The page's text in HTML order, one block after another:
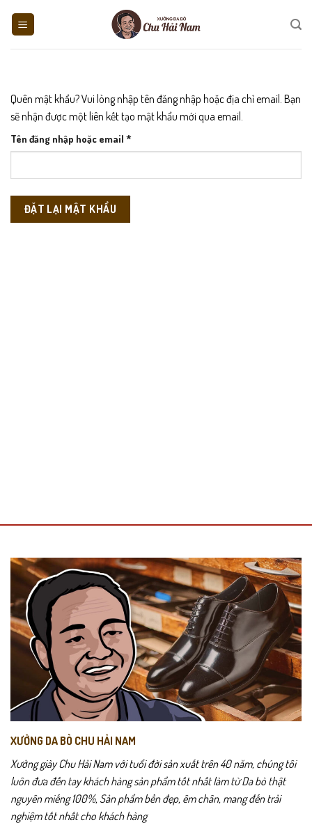
Quên mật khẩu? Vui lòng nhập tên đăng nhập hoặc địa chỉ email. Bạn
sẽ nhận được một liên kết tạo mật khẩu mới qua email.
Tên đăng nhập hoặc email *Bắt
buộc
ĐẶT LẠI MẬT KHẨU
XƯỞNG DA BÒ CHU HẢI NAM
Xưởng giày Chu Hải Nam với tuổi đời sản xuất trên 40 năm, chúng tôi
luôn đưa đến tay khách hàng sản phẩm tốt nhất làm từ Da bò thật
nguyên miếng 100%, Sản phẩm bền đẹp, êm chân, mang đến trải
nghiệm tốt nhất cho khách hàng